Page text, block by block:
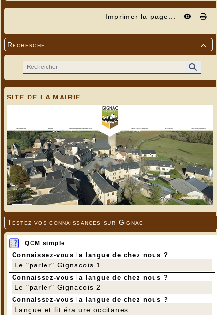
Imprimer la page...

Recherche
SITE DE LA MAIRIE
Testez vos connaissances sur Gignac
QCM simple
Connaissez-vous la langue de chez nous ?
Le "parler" Gignacois 1
Connaissez-vous la langue de chez nous ?
Le "parler" Gignacois 2
Connaissez-vous la langue de chez nous ?
Langue et littérature occitanes